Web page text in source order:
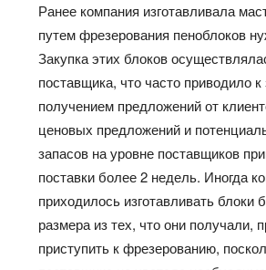
Ранее компания изготавливала
путем фрезерования пеноблоков
Закупка этих блоков
поставщика, что часто приводило
получением предложений от
ценовых предложений и
запасов на уровне поставщиков
поставки более 2 недель. Иногда
приходилось изготавливать блоки
размера из тех, что они получали,
приступить к фрезерованию,